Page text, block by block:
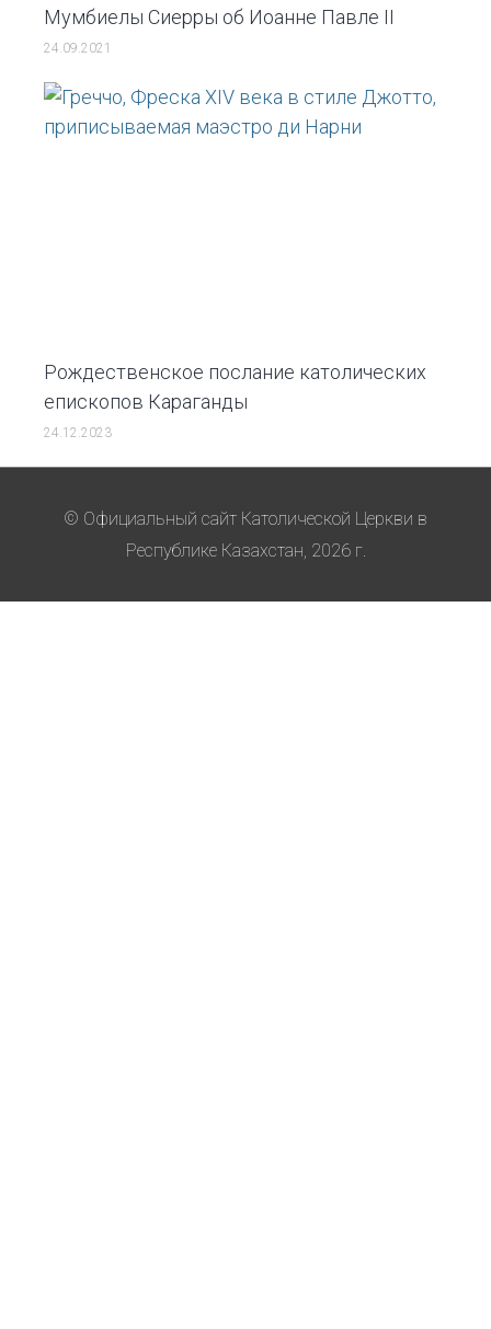
Мумбиелы Сиерры об Иоанне Павле II
24.09.2021
Рождественское послание католических
епископов Караганды
24.12.2023
© Официальный сайт Католической Церкви в
Республике Казахстан, 2026 г.